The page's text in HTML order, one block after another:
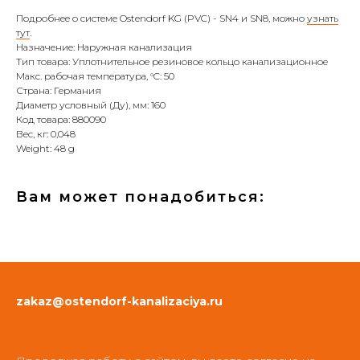
Подробнее о системе Ostendorf KG (PVC) - SN4 и SN8, можно узнать
тут.
Назначение: Наружная канализация
Тип товара: Уплотнительное резиновое кольцо канализационное
Макс. рабочая температура, °C: 50
Страна: Германия
Диаметр условный (Ду), мм: 160
Код товара: 880090
Вес, кг: 0,048
Weight: 48 g
Вам может понадобиться:
zakaz@ostendorf-kanalizaciya.ru